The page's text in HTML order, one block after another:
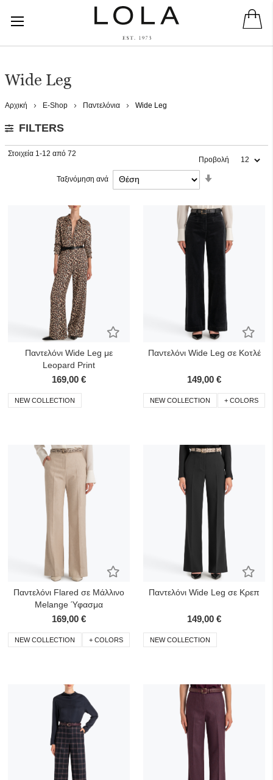
Wide Leg
Αρχική E-Shop Παντελόνια Wide Leg
Στοιχεία 1-12 από 72
Προβολή
Ταξινόμηση ανά
Προσθήκη στα Αγαπημένα
Παντελόνι Wide Leg με
Leopard Print
169,00 €
NEW COLLECTION
Παντελόνι Wide Leg σε Κοτλέ
149,00 €
NEW COLLECTION + COLORS
Προσθήκη στα Αγαπημένα
Παντελόνι Flared σε Μάλλινο
Melange Ύφασμα
169,00 €
NEW COLLECTION + COLORS
Παντελόνι Wide Leg σε Κρεπ
149,00 €
NEW COLLECTION
FILTERS